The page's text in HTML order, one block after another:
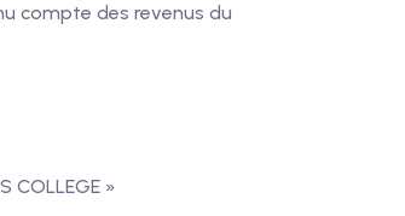
compte des revenus du
COLLEGE »